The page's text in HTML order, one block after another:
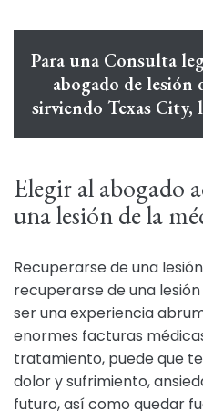
Para una Consulta
abogado de lesión
sirviendo Texas City,
Elegir al abogado
una lesión de la
Recuperarse de una
recuperarse de una
ser una experiencia
enormes facturas
tratamiento, puede que
dolor y sufrimiento,
futuro, así como quedar